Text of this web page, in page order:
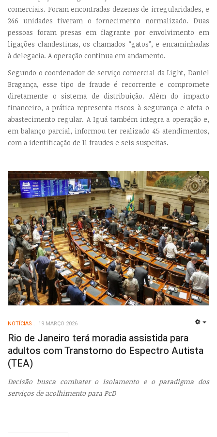
comerciais. Foram encontradas dezenas de irregularidades, e
246 unidades tiveram ofornecimento normalizado. Duas
pessoas foram presasem flagrante por envolvimento em
ligações clandestinas,os chamados “gatos”, e encaminhadas
à delegacia. A operação continua em andamento.
Segundo o coordenador de serviço comercial da Light, Daniel
Bragança, esse tipo de fraude é recorrente e compromete
diretamente o sistema de distribuição. Além do impacto
financeiro, a prática representa riscos à segurança e afeta o
abastecimento regular. A Iguá também integra a operação e,
em balanço parcial, informou ter realizado 45 atendimentos,
com a identificação de 11 fraudes e seis suspeitas.
NOTÍCIAS 19 MARÇO 2026
Rio de Janeiro terá moradia assistida para
adultos com Transtorno do Espectro Autista
(TEA)
Decisão busca combater o isolamento e o paradigma dos
serviços de acolhimento para PcD